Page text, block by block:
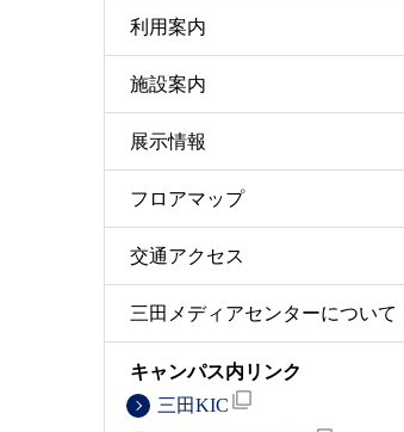
利用案内
施設案内
展示情報
フロアマップ
交通アクセス
三田メディアセンターについて
キャンパス内リンク
三田KIC